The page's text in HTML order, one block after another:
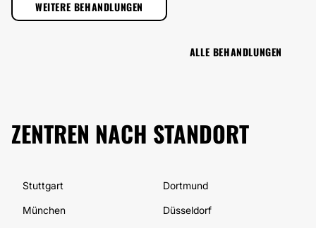
WEITERE BEHANDLUNGEN
ALLE BEHANDLUNGEN
ZENTREN NACH STANDORT
Stuttgart
München
Dortmund
Düsseldorf